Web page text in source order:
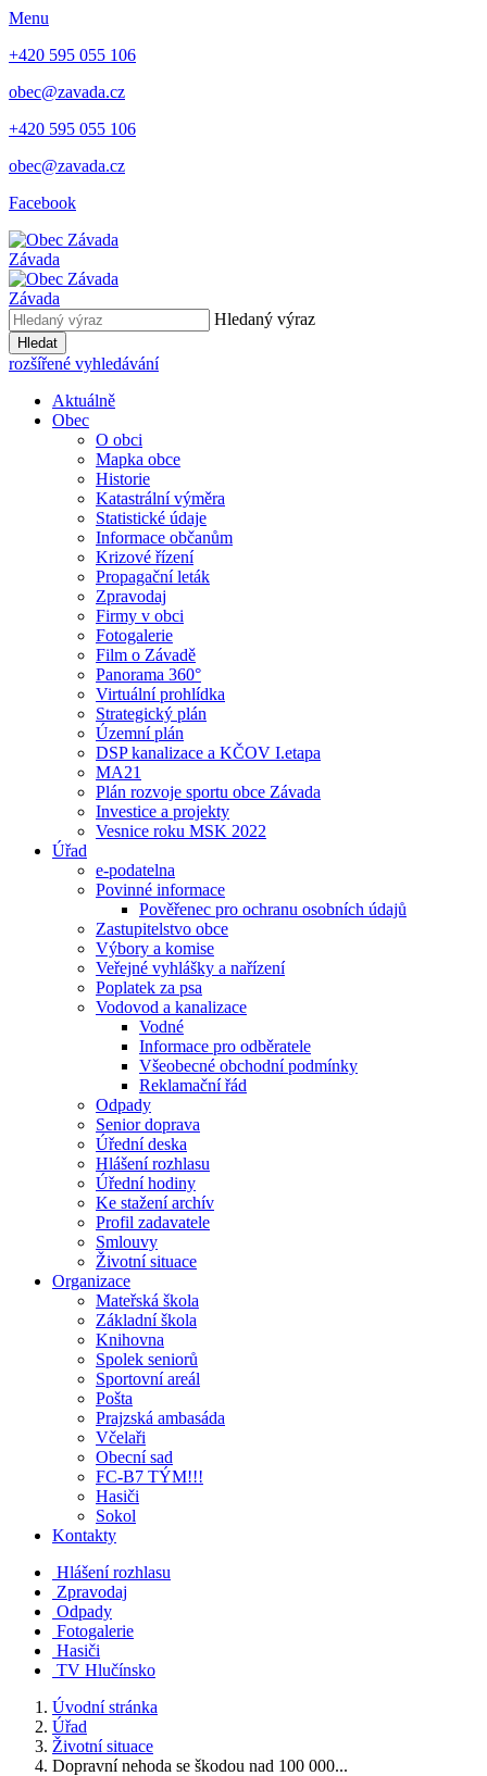
Menu
+420 595 055 106
obec@zavada.cz
+420 595 055 106
obec@zavada.cz
Facebook
Závada
Závada
Hledaný výraz
Hledat
rozšířené vyhledávání
Aktuálně
Obec
O obci
Mapka obce
Historie
Katastrální výměra
Statistické údaje
Informace občanům
Krizové řízení
Propagační leták
Zpravodaj
Firmy v obci
Fotogalerie
Film o Závadě
Panorama 360°
Virtuální prohlídka
Strategický plán
Územní plán
DSP kanalizace a KČOV I.etapa
MA21
Plán rozvoje sportu obce Závada
Investice a projekty
Vesnice roku MSK 2022
Úřad
e-podatelna
Povinné informace
Pověřenec pro ochranu osobních údajů
Zastupitelstvo obce
Výbory a komise
Veřejné vyhlášky a nařízení
Poplatek za psa
Vodovod a kanalizace
Vodné
Informace pro odběratele
Všeobecné obchodní podmínky
Reklamační řád
Odpady
Senior doprava
Úřední deska
Hlášení rozhlasu
Úřední hodiny
Ke stažení archív
Profil zadavatele
Smlouvy
Životní situace
Organizace
Mateřská škola
Základní škola
Knihovna
Spolek seniorů
Sportovní areál
Pošta
Prajzská ambasáda
Včelaři
Obecní sad
FC-B7 TÝM!!!
Hasiči
Sokol
Kontakty
Hlášení rozhlasu
Zpravodaj
Odpady
Fotogalerie
Hasiči
TV Hlučínsko
Úvodní stránka
Úřad
Životní situace
Dopravní nehoda se škodou nad 100 000...